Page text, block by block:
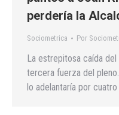
perdería la
Sociometrica Por
La estrepitosa caída
tercera fuerza del
lo adelantaría por